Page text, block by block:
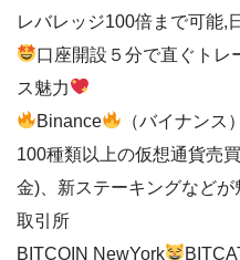
レバレッジ100倍まで可能,
口座開設５分で直ぐトレ
ス魅力
Binance
（バイナンス）
100種類以上の仮想通貨売
金)、新ステーキングなど
取引所
BITCOIN NewYork